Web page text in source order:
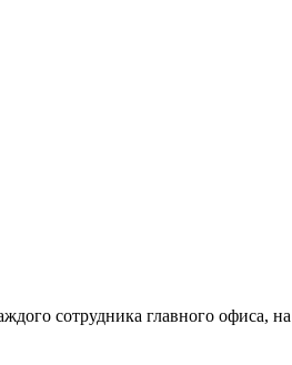
сотрудника главного офиса,